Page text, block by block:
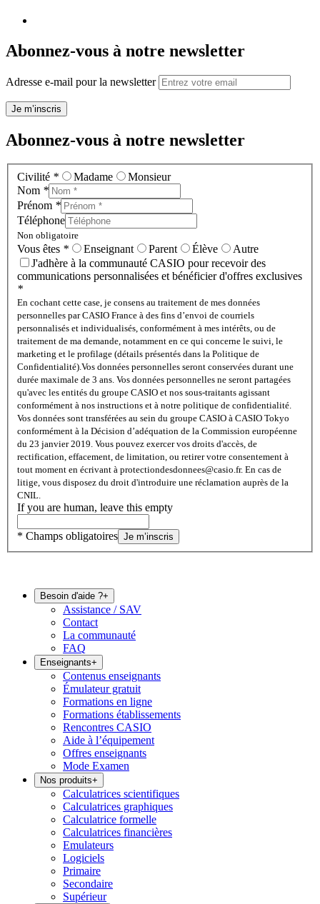
Abonnez-vous à notre newsletter
Adresse e-mail pour la newsletter
Je m’inscris
Abonnez-vous à notre newsletter
Civilité * Madame
Monsieur
Nom *
Prénom *
Téléphone
Non obligatoire
Vous êtes * Enseignant Parent Élève
Autre
J'adhère à la communauté CASIO pour recevoir des
communications personnalisées et bénéficier d'offres exclusives
*
En cochant cette case, je consens au traitement de mes données
personnelles par CASIO France à des fins d’envoi de courriels
personnalisés et individualisés, conformément à mes intérêts, ou de
traitement de ma demande, notamment en ce qui concerne le suivi, le
marketing et le profilage (détails présentés dans la Politique de
Confidentialité).Vos données personnelles seront conservées durant une
durée maximale de 3 ans. Vos données personnelles ne seront partagées
qu'avec les entités du groupe CASIO et nos sous-traitants agissant
conformément à nos instructions et à notre politique de confidentialité.
Vos données sont transférées au sein du groupe CASIO à CASIO Tokyo
conformément à la Décision d’adéquation de la Commission européenne
du 23 janvier 2019. Vous pouvez exercer vos droits d'accès, de
rectification, effacement, de limitation, ou retirer votre consentement à
tout moment en écrivant à protectiondesdonnees@casio.fr. En cas de
litige, vous disposez du droit d'introduire une réclamation auprès de la
CNIL.
If you are human, leave this empty
* Champs obligatoires Je m’inscris
Besoin d'aide ?+
Assistance / SAV
Contact
La communauté
FAQ
Enseignants+
Contenus enseignants
Émulateur gratuit
Formations en ligne
Formations établissements
Rencontres CASIO
Aide à l’équipement
Offres enseignants
Mode Examen
Nos produits+
Calculatrices scientifiques
Calculatrices graphiques
Calculatrice formelle
Calculatrices financières
Emulateurs
Logiciels
Primaire
Secondaire
Supérieur